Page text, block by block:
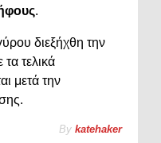
.
διεξήχθη την
τα τελικά
μετά την
By katehaker